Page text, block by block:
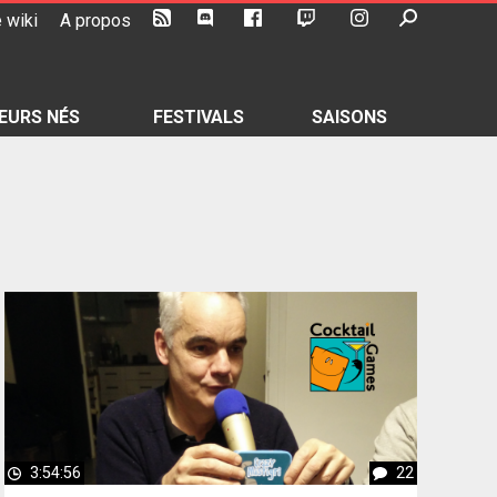
wiki A propos
NÉS FESTIVALS SAISONS
3:54:56 22